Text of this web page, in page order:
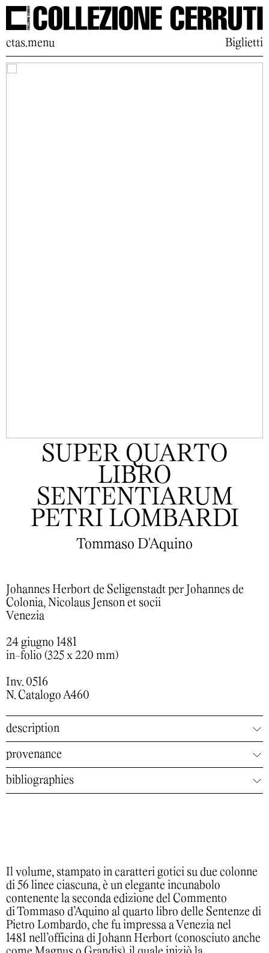
ctas.menu Biglietti
SUPER QUARTO
LIBRO
SENTENTIARUM
PETRI LOMBARDI
Tommaso D'Aquino
Johannes Herbort de Seligenstadt per Johannes de
Colonia, Nicolaus Jenson et socii
Venezia
24 giugno 1481
in-folio (325 x 220 mm)
Inv. 0516
N. Catalogo A460
description
provenance
bibliographies
Il volume, stampato in caratteri gotici su due colonne
di 56 linee ciascuna, è un elegante incunabolo
contenente la seconda edizione del Commento
di Tommaso d’Aquino al quarto libro delle Sentenze di
Pietro Lombardo, che fu impressa a Venezia nel
1481 nell’officina di Johann Herbort (conosciuto anche